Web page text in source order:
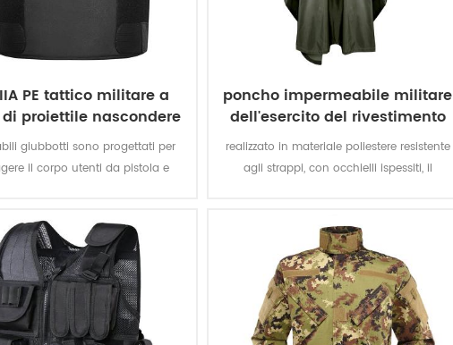
PE tattico militare a
proiettile nascondere
vest
giubbotti sono progettati per
il corpo utenti da pistola e
poncho impermeabile militare
dell'esercito del rivestimento
impermeabile
realizzato in materiale poliestere resistente
agli strappi, con occhielli ispessiti, il
permanentemente idrorepellenti ed
estremamente resistenti all'abrasione e
allo strappo.